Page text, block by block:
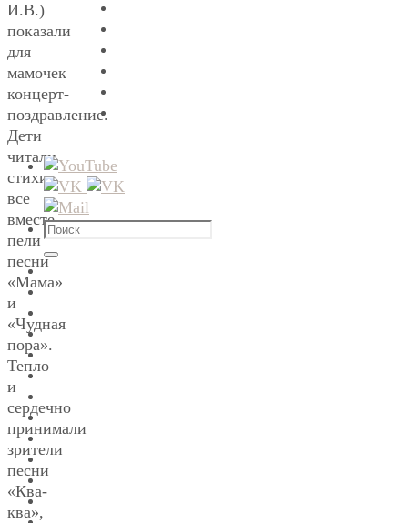
И.В.)
показали
для
мамочек
концерт-
поздравление.
Дети
читали
стихи,
все
вместе
пели
песни
«Мама»
и
«Чудная
пора».
Тепло
и
сердечно
принимали
зрители
песни
«Ква-
ква»,
Что
искать:
Поиск